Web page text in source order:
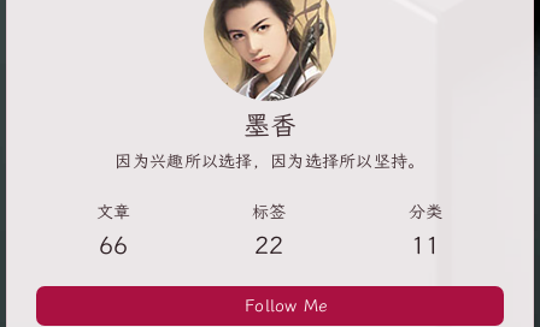
中的软件包工具，一个命令就可以安装卸载软件，安装方法：
1/usr/bin/ruby -e "$(curl -fsSL
https://raw.githubusercontent.com/Homebrew/install/
安装wget 1$ brew install wget 使用方法：比如安装git，只
需要执行如下命令： 1brew instll git 卸载git： 1brew
uninstall...
墨香
因为兴趣所以选择，因为选择所以坚持。
文章
66
标签
22
分类
11
Follow Me